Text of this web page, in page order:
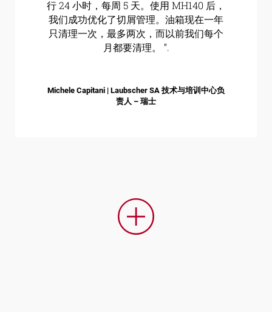
行 24 小时，每周 5 天。使用 MH140 后，
我们成功优化了切屑管理。油箱现在一年
只清理一次，最多两次，而以前我们每个
月都要清理。 “.
Michele Capitani | Laubscher SA 技术与培训中心负
责人 – 瑞士